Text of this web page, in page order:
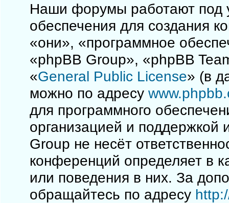
Наши форумы работают под
обеспечения для создания
«они», «программное
«phpBB Group», «phpBB
«General Public License» (в
можно по адресу
для программного
организацией и поддержкой
Group не несёт
конференций определяет в
или поведения в них. За
обращайтесь по адресу